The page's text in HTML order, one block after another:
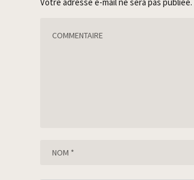
Votre adresse e-mail ne sera pas publiée.